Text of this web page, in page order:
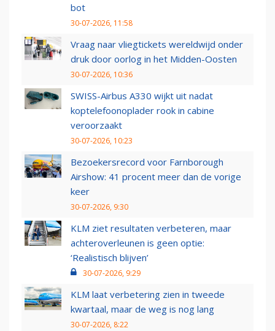
bot
30-07-2026, 11:58
Vraag naar vliegtickets wereldwijd onder
druk door oorlog in het Midden-Oosten
30-07-2026, 10:36
SWISS-Airbus A330 wijkt uit nadat
koptelefoonoplader rook in cabine
veroorzaakt
30-07-2026, 10:23
Bezoekersrecord voor Farnborough
Airshow: 41 procent meer dan de vorige
keer
30-07-2026, 9:30
KLM ziet resultaten verbeteren, maar
achteroverleunen is geen optie:
‘Realistisch blijven’
30-07-2026, 9:29
KLM laat verbetering zien in tweede
kwartaal, maar de weg is nog lang
30-07-2026, 8:22